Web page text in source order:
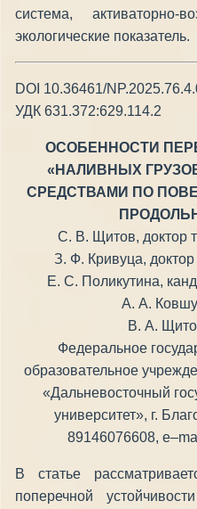
система, активаторно-
экологические показатель.
DOI 10.36461/
УДК 631.372:629.114.2
ОСОБЕННОСТИ
«НАЛИВНЫХ
СРЕДСТВАМИ ПО
С. В. Щитов, доктор
З. Ф. Кривуца,
Е. С. Поликутина,
А. А.
В. А.
Федеральное
образовательное
«Дальневосточный
университет», г.
89146076608,
В статье
поперечной